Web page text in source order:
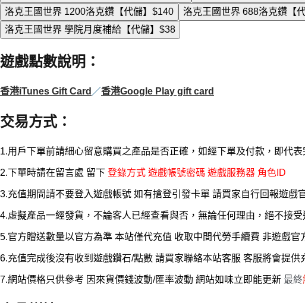
洛克王國世界 1200洛克鑽【代儲】 $140 洛克王國世界 688洛克鑽【代
洛克王國世界 學院月度補給【代儲】 $38
遊戲點數說明 ：
香港iTunes Gift Card ／香港Google Play gift card
交易方式：
1.用戶下單前請細心留意購買之產品是否正確，如經下單及付款，即代表
2.下單時請在留言處 留下 登錄方式 遊戲帳號密碼 遊戲服務器 角色ID
3.充值期間請不要登入遊戲帳號 如有搶登引發卡單 請買家自行回報遊戲
4.虛擬產品一經發貨，不論客人已經查看與否，無論任何理由，絕不接
5.官方贈送數量以官方為準 本站僅代充值 收取中間代勞手續費 非遊戲官
6.充值完成後沒有收到遊戲鑽石/點數 請買家聯絡本站客服 客服將會提
7.網站價格只供參考 因來貨價錢波動/匯率波動 網站如味立即能更新 最終